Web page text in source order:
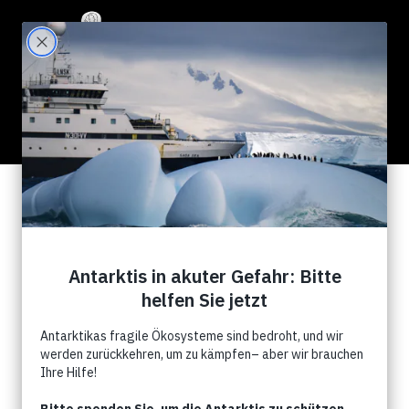
76 Results for "dolphins"
Search Filter:
News
Events